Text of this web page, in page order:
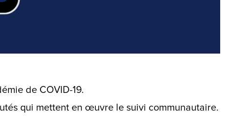
de COVID-19.
qui mettent en œuvre le suivi communautaire.